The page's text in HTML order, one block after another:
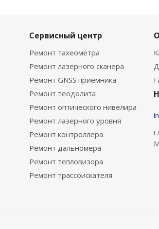
Сервисный центр
Ремонт тахеометра
Ремонт лазерного сканера
Ремонт GNSS приемника
Ремонт теодолита
Ремонт оптического нивелира
Ремонт лазерного уровня
Ремонт контроллера
Ремонт дальномера
Ремонт тепловизора
Ремонт трассоискателя